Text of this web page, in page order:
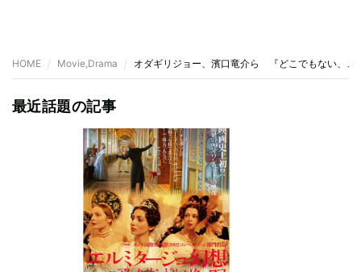
HOME Movie,Drama オダギリジョー、濱口竜介ら 『どこでもない、こ
最近話題の記事